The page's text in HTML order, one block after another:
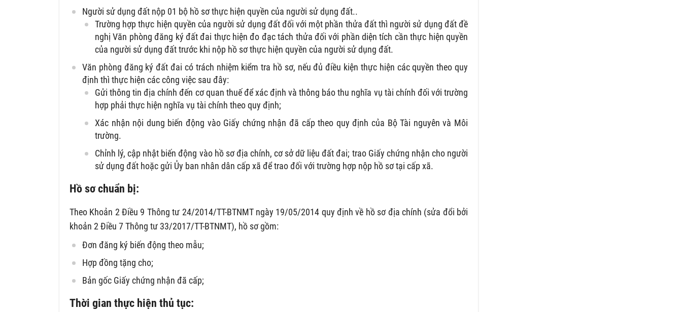
Người sử dụng đất nộp 01 bộ hồ sơ thực hiện quyền của người sử dụng đất..
Trường hợp thực hiện quyền của người sử dụng đất đối với một phần thửa đất thì người sử dụng đất đề
nghị Văn phòng đăng ký đất đai thực hiện đo đạc tách thửa đối với phần diện tích cần thực hiện quyền
của người sử dụng đất trước khi nộp hồ sơ thực hiện quyền của người sử dụng đất.
Văn phòng đăng ký đất đai có trách nhiệm kiểm tra hồ sơ, nếu đủ điều kiện thực hiện các quyền theo quy
định thì thực hiện các công việc sau đây:
Gửi thông tin địa chính đến cơ quan thuế để xác định và thông báo thu nghĩa vụ tài chính đối với trường
hợp phải thực hiện nghĩa vụ tài chính theo quy định;
Xác nhận nội dung biến động vào Giấy chứng nhận đã cấp theo quy định của Bộ Tài nguyên và Môi
trường.
Chỉnh lý, cập nhật biến động vào hồ sơ địa chính, cơ sở dữ liệu đất đai; trao Giấy chứng nhận cho người
sử dụng đất hoặc gửi Ủy ban nhân dân cấp xã để trao đối với trường hợp nộp hồ sơ tại cấp xã.
Hồ sơ chuẩn bị:
Theo Khoản 2 Điều 9 Thông tư 24/2014/TT-BTNMT ngày 19/05/2014 quy định về hồ sơ địa chính (sửa đổi bởi
khoản 2 Điều 7 Thông tư 33/2017/TT-BTNMT), hồ sơ gồm:
Đơn đăng ký biến động theo mẫu;
Hợp đồng tặng cho;
Bản gốc Giấy chứng nhận đã cấp;
Thời gian thực hiện thủ tục: